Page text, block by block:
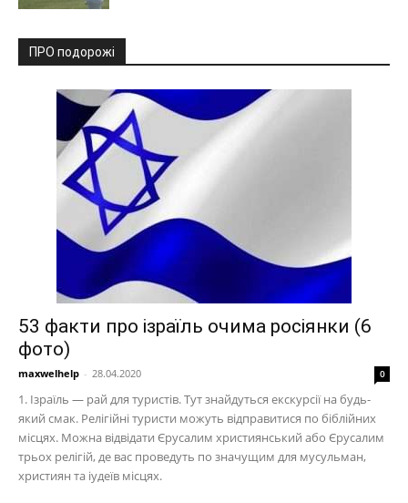
ПРО подорожі
53 факти про ізраїль очима росіянки (6
фото)
maxwelhelp - 28.04.2020 0
1. Ізраїль — рай для туристів. Тут знайдуться екскурсії на будь-
який смак. Релігійні туристи можуть відправитися по біблійних
місцях. Можна відвідати Єрусалим християнський або Єрусалим
трьох релігій, де вас проведуть по значущим для мусульман,
християн та іудеїв місцях.